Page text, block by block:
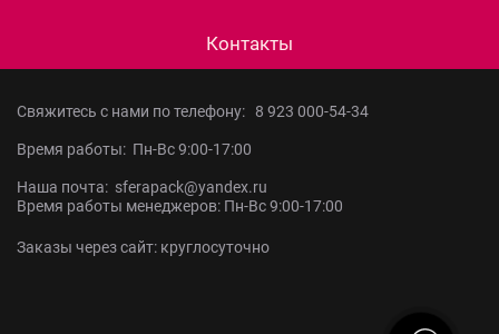
Контакты
Свяжитесь с нами по телефону: 8 923 000-54-34
Время работы: Пн-Вс 9:00-17:00
Наша почта: sferapack@yandex.ru
Время работы менеджеров: Пн-Вс 9:00-17:00
Заказы через сайт: круглосуточно